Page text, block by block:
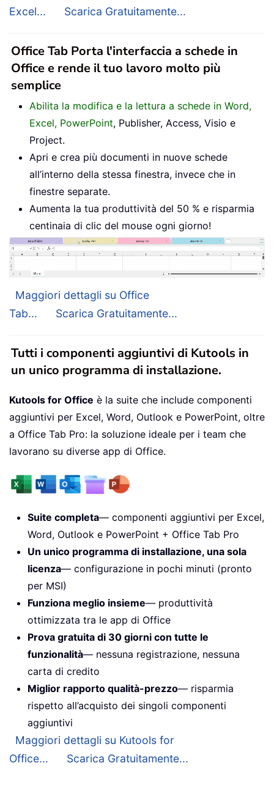
Excel...
Scarica Gratuitamente...
Office Tab Porta l'interfaccia a schede in
Office e rende il tuo lavoro molto più
semplice
Abilita la modifica e la lettura a schede in Word,
Excel, PowerPoint, Publisher, Access, Visio e
Project.
Apri e crea più documenti in nuove schede
all’interno della stessa finestra, invece che in
finestre separate.
Aumenta la tua produttività del 50 % e risparmia
centinaia di clic del mouse ogni giorno!
Maggiori dettagli su Office
Tab...
Scarica Gratuitamente...
Tutti i componenti aggiuntivi di Kutools in
un unico programma di installazione.
Kutools for Office è la suite che include componenti
aggiuntivi per Excel, Word, Outlook e PowerPoint, oltre
a Office Tab Pro: la soluzione ideale per i team che
lavorano su diverse app di Office.
Suite completa— componenti aggiuntivi per Excel,
Word, Outlook e PowerPoint + Office Tab Pro
Un unico programma di installazione, una sola
licenza— configurazione in pochi minuti (pronto
per MSI)
Funziona meglio insieme— produttività
ottimizzata tra le app di Office
Prova gratuita di 30 giorni con tutte le
funzionalità— nessuna registrazione, nessuna
carta di credito
Miglior rapporto qualità-prezzo— risparmia
rispetto all’acquisto dei singoli componenti
aggiuntivi
Maggiori dettagli su Kutools for
Office...
Scarica Gratuitamente...